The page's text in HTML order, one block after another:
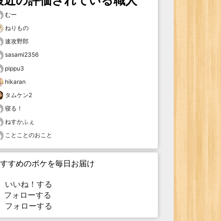
むー
ねりもの
速攻野郎
sasami2356
pippu3
hikaran
タムケン2
寝る！
ねすかふぇ
ことことのおこと
すめのボケを毎日お届け
いいね！する
ォローする
フォローする